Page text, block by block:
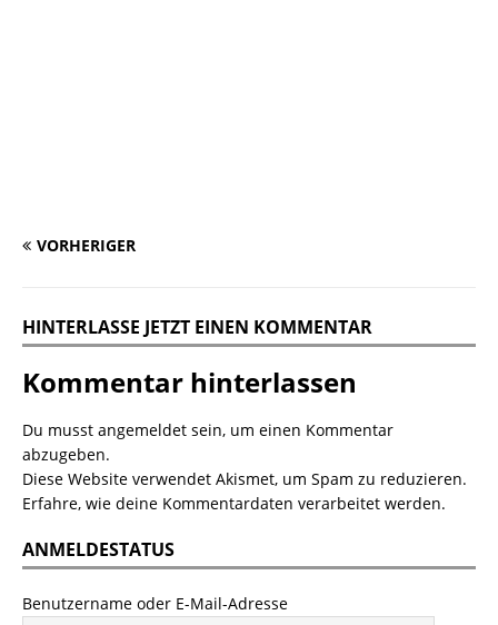
VORHERIGER
HINTERLASSE JETZT EINEN KOMMENTAR
Kommentar hinterlassen
Du musst angemeldet sein, um einen Kommentar
abzugeben.
Diese Website verwendet Akismet, um Spam zu reduzieren.
Erfahre, wie deine Kommentardaten verarbeitet werden.
ANMELDESTATUS
Benutzername oder E-Mail-Adresse